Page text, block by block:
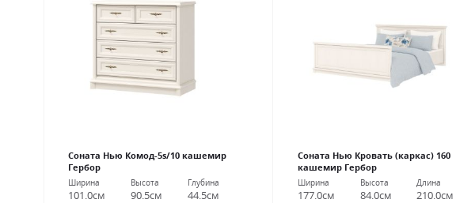
Соната Нью Комод-5s/10 кашемир
Гербор
Ширина
101.0см
Высота
90.5см
Глубина
44.5см
Соната Нью Кровать (каркас) 160
кашемир Гербор
Ширина
177.0см
Высота
84.0см
Длина
210.0см